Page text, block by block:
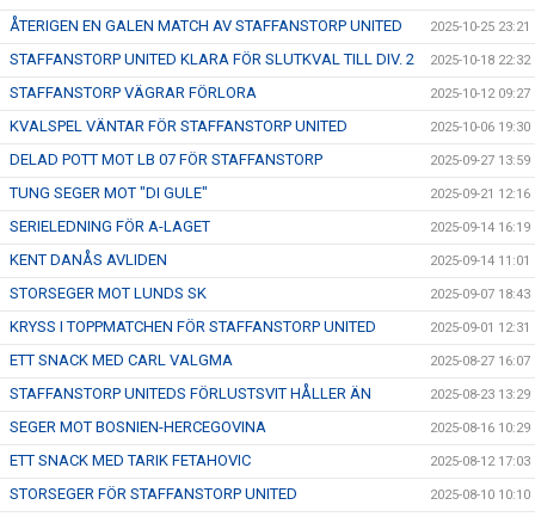
ÅTERIGEN EN GALEN MATCH AV STAFFANSTORP UNITED 2025-10-25 23:21
STAFFANSTORP UNITED KLARA FÖR SLUTKVAL TILL DIV. 2 2025-10-18 22:32
STAFFANSTORP VÄGRAR FÖRLORA 2025-10-12 09:27
KVALSPEL VÄNTAR FÖR STAFFANSTORP UNITED 2025-10-06 19:30
DELAD POTT MOT LB 07 FÖR STAFFANSTORP 2025-09-27 13:59
TUNG SEGER MOT "DI GULE" 2025-09-21 12:16
SERIELEDNING FÖR A-LAGET 2025-09-14 16:19
KENT DANÅS AVLIDEN 2025-09-14 11:01
STORSEGER MOT LUNDS SK 2025-09-07 18:43
KRYSS I TOPPMATCHEN FÖR STAFFANSTORP UNITED 2025-09-01 12:31
ETT SNACK MED CARL VALGMA 2025-08-27 16:07
STAFFANSTORP UNITEDS FÖRLUSTSVIT HÅLLER ÄN 2025-08-23 13:29
SEGER MOT BOSNIEN-HERCEGOVINA 2025-08-16 10:29
ETT SNACK MED TARIK FETAHOVIC 2025-08-12 17:03
STORSEGER FÖR STAFFANSTORP UNITED 2025-08-10 10:10